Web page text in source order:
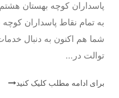
پاسداران کوچه بهستان
به تمام نقاط پاسداران
شما هم اکنون به دنبال
توالت در...
برای ادامه مطلب کلیک کنید